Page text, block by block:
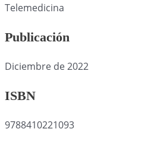
Telemedicina
Publicación
Diciembre de 2022
ISBN
9788410221093